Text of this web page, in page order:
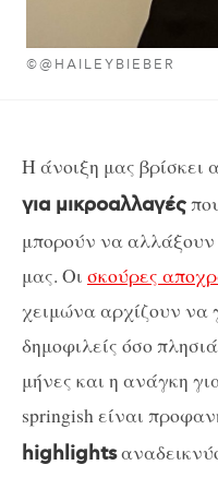
©@HAILEYBIEBER
Η άνοιξη μας βρίσκει
για μικροαλλαγές
μπορούν να
μας. Οι σκούρες
χειμώνα αρχίζουν να
δημοφιλείς όσο
μήνες και η ανάγκη
springish είναι
highlights